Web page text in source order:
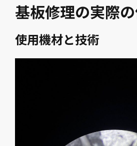
基板修理の実際
使用機材と技術